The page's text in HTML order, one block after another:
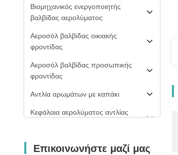
Βιομηχανικός ενεργοποιητής
βαλβίδας αερολύματος
Αεροσόλ βαλβίδας οικιακής
φροντίδας
Αεροσόλ βαλβίδας προσωπικής
φροντίδας
Αντλία αρωμάτων με καπάκι
Κεφάλαια αερολύματος αντλίας
Επικοινωνήστε μαζί μας